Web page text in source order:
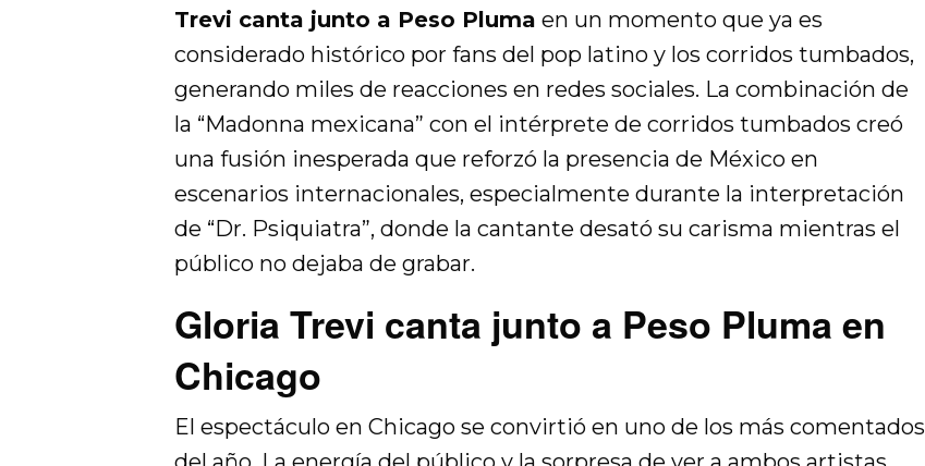
Trevi canta junto a Peso Pluma en un momento que ya es
considerado histórico por fans del pop latino y los corridos tumbados,
generando miles de reacciones en redes sociales. La combinación de
la “Madonna mexicana” con el intérprete de corridos tumbados creó
una fusión inesperada que reforzó la presencia de México en
escenarios internacionales, especialmente durante la interpretación
de “Dr. Psiquiatra”, donde la cantante desató su carisma mientras el
público no dejaba de grabar.
Gloria Trevi canta junto a Peso Pluma en
Chicago
El espectáculo en Chicago se convirtió en uno de los más comentados